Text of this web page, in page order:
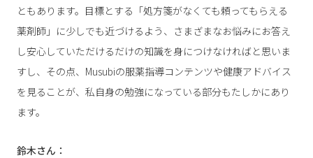
ともあります。目標とする「処方箋がなくても頼ってもらえる
薬剤師」に少しでも近づけるよう、さまざまなお悩みにお答え
し安心していただけるだけの知識を身につけなければと思いま
すし、その点、Musubiの服薬指導コンテンツや健康アドバイス
を見ることが、私自身の勉強になっている部分もたしかにあり
ます。
鈴木さん：